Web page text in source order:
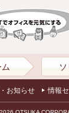
ム
お知らせ 情報